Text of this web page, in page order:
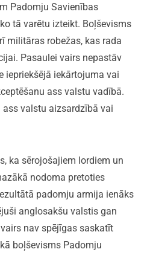
Padomju Savienības
tā varētu izteikt. Boļševisms
militāras robežas, kas rada
Pasaulei vairs nepastāv
iepriekšējā iekārtojuma vai
ass valstu vadībā.
valstu aizsardzībā vai
ka sērojošajiem lordiem un
nodoma pretoties
padomju armija ienāks
anglosakšu valstis gan
nav spējīgas saskatīt
boļševisms Padomju